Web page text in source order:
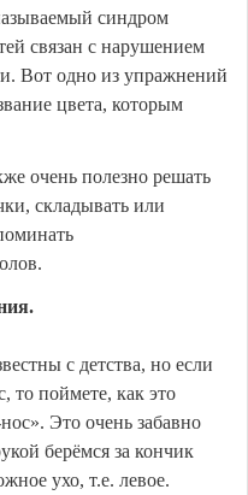
синдром
связан с нарушением
Вот одно из упражнений
цвета, которым
очень полезно решать
складывать или
с детства, но если
то поймете, как это
Это очень забавно
берёмся за кончик
ухо, т.е. левое.